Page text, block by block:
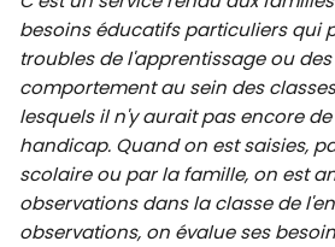
besoins éducatifs particuliers qui
troubles de l'apprentissage ou
comportement au sein des
lesquels il n'y aurait pas encore
handicap. Quand on est saisies,
scolaire ou par la famille, on est
observations dans la classe de
observations, on évalue ses